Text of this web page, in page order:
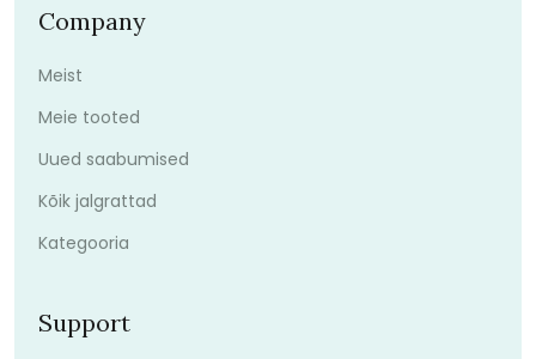
Company
Meist
Meie tooted
Uued saabumised
Kõik jalgrattad
Kategooria
Support